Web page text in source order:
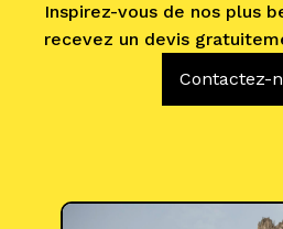
Inspirez-vous de nos plus
recevez un devis
Contactez-